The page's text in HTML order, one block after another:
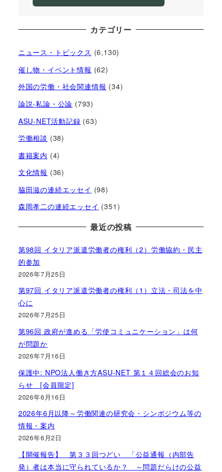
カテゴリー
ニュース・トピックス (6,130)
催し物・イベント情報 (62)
外国の労働・社会関連情報 (34)
論説-私論・公論 (793)
ASU-NET活動記録 (63)
労働相談 (38)
書籍案内 (4)
文化情報 (36)
脇田滋の連続エッセイ (98)
森岡孝二の連続エッセイ (351)
最近の投稿
第98回 イタリア派遣労働者の権利（2）労働協約・民主
的参加
2026年7月25日
第97回 イタリア派遣労働者の権利（1）立法・司法を中
心に
2026年7月25日
第96回 政府が進める「労使コミュニケーション」は何
が問題か
2026年7月16日
保護中: NPO法人働き方ASU-NET 第１４回総会のお知
らせ [会員限定]
2026年6月16日
2026年6月以降～労働関連の研究会・シンポジウム等の
情報・案内
2026年6月2日
【開催報告】 第３３回つどい 「公益通報（内部告
発）者は本当に守られているか？ ～問題だらけの公益